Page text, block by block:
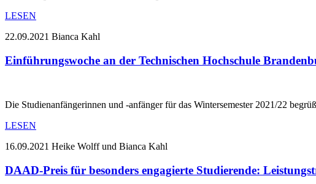
LESEN
22.09.2021 Bianca Kahl
Einführungswoche an der Technischen Hochschule
Die Studienanfängerinnen und -anfänger für das Wintersemester 2021/22
LESEN
16.09.2021 Heike Wolff und Bianca Kahl
DAAD-Preis für besonders engagierte Studierende: